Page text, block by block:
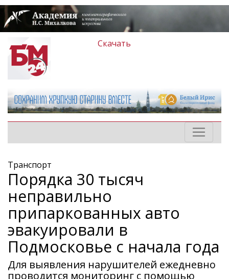
Скачать
Транспорт
Порядка 30 тысяч
неправильно
припаркованных авто
эвакуировали в
Подмосковье с начала года
Для выявления нарушителей ежедневно
проводится мониторинг с помощью